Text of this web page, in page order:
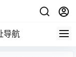
导航